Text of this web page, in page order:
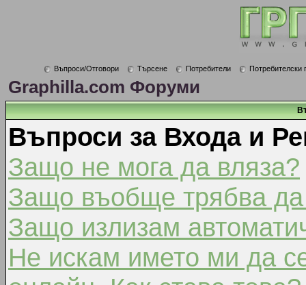
Въпроси/Отговори Търсене Потребители Потребителски
Graphilla.com Форуми
Въпроси за Входа и
Защо не мога да вляза?
Защо въобще трябва да
Защо излизам
Не искам името ми да